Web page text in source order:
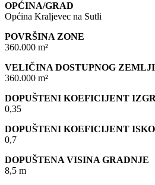
OPĆINA/GRAD
Općina Kraljevec na Sutli
POVRŠINA ZONE
360.000 m²
VELIČINA DOSTUPNOG
360.000 m²
DOPUŠTENI KOEFICIJENT
0,35
DOPUŠTENI KOEFICIJENT
0,7
DOPUŠTENA VISINA GRADNJE
8,5 m